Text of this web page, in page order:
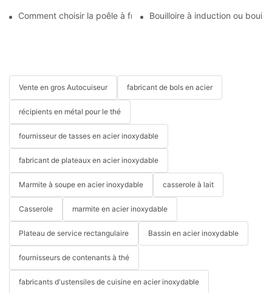
Comment choisir la poêle à frire en acier inoxydable parfaite
Bouilloire à induction ou
Vente en gros Autocuiseur fabricant de bols en acier
récipients en métal pour le thé
fournisseur de tasses en acier inoxydable
fabricant de plateaux en acier inoxydable
Marmite à soupe en acier inoxydable casserole à lait
Casserole marmite en acier inoxydable
Plateau de service rectangulaire Bassin en acier inoxydable
fournisseurs de contenants à thé
fabricants d'ustensiles de cuisine en acier inoxydable